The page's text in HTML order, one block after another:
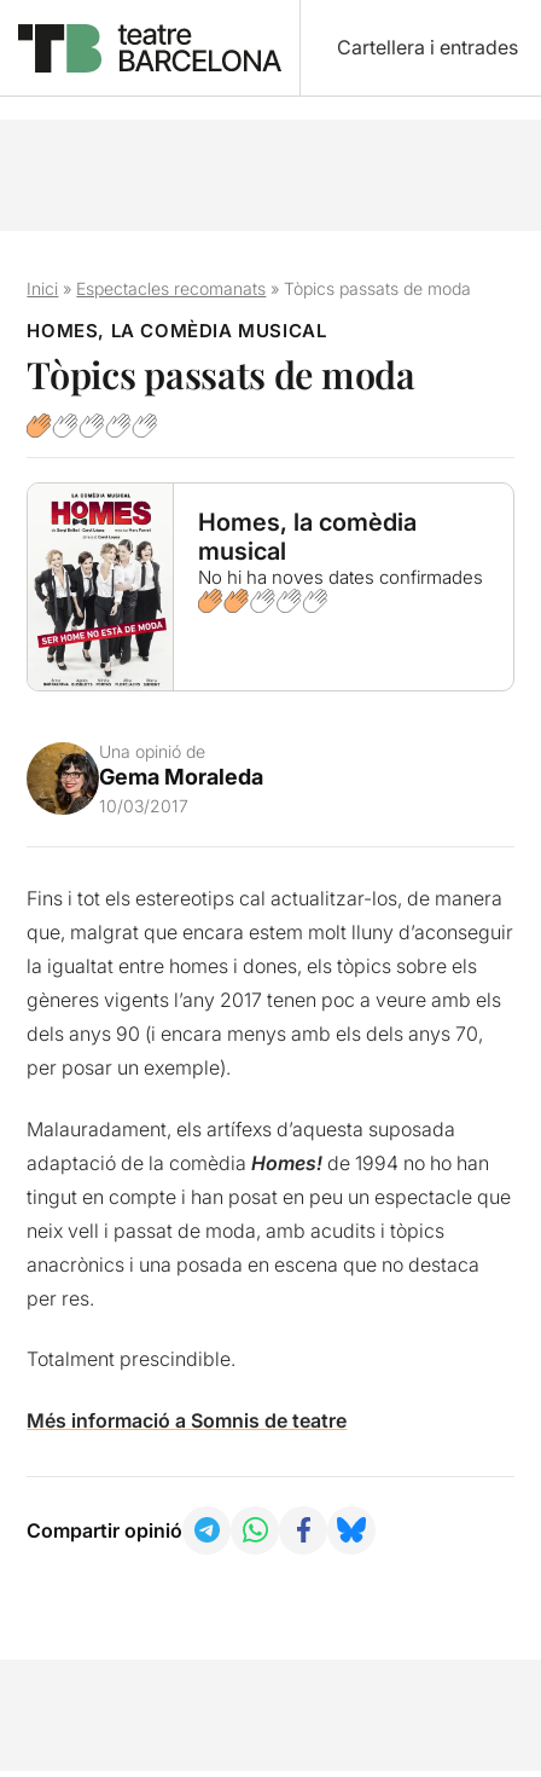
Cartellera i entrades
Inici » Espectacles recomanats »Tòpics passats de moda
HOMES, LA COMÈDIA MUSICAL
Tòpics passats de moda
Homes, la comèdia
musical
No hi ha noves dates confirmades
Una opinió de
Gema Moraleda
10/03/2017
Fins i tot els estereotips cal actualitzar-los, de manera
que, malgrat que encara estem molt lluny d’aconseguir
la igualtat entre homes i dones, els tòpics sobre els
gèneres vigents l’any 2017 tenen poc a veure amb els
dels anys 90 (i encara menys amb els dels anys 70,
per posar un exemple).
Malauradament, els artífexs d’aquesta suposada
adaptació de la comèdia Homes! de 1994 no ho han
tingut en compte i han posat en peu un espectacle que
neix vell i passat de moda, amb acudits i tòpics
anacrònics i una posada en escena que no destaca
per res.
Totalment prescindible.
Més informació a Somnis de teatre
Compartir opinió